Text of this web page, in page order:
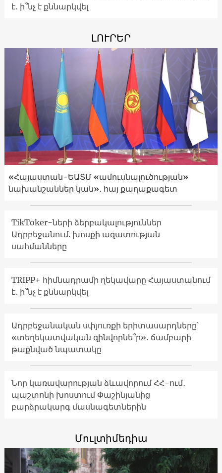
է․ ի՞նչ է քննարկվել
ԼՈՒՐԵՐ
«Հայաստան-ԵԱՏՄ «ամուսնալուծության»
նախանշաններ կան»․ հայ քաղաքագետ
TikToker-ների ձերբակալություններ
Ադրբեջանում. խոսքի ազատության
սահմանները
TRIPP+ հիմնադրամի ղեկավարը Հայաստանում
է․ ի՞նչ է քննարկվել
Ադրբեջանական սփյուռքի երիտասարդները՝
«տեղեկատվական զինվորնե՞ր»․ ճամբարի
թաքնված նպատակը
Նոր կառավարության ձևավորում ՀՀ-ում․
պաշտոնի խոստում Փաշինյանից
բարձրակարգ մասնագետներին
Մուլտիմեդիա